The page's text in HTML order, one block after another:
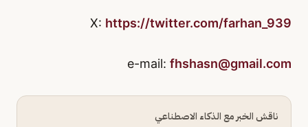
X: https://twitter.com/farhan_939
e-mail: fhshasn@gmail.com
ناقش الخبر مع الذكاء الاصطناعي